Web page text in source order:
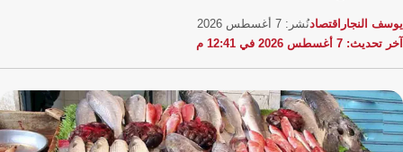
يوسف النجار اقتصادنُشر: 7 أغسطس 2026
آخر تحديث: 7 أغسطس 2026 في 12:41 م